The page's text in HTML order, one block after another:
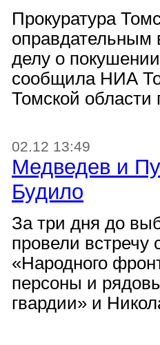
Прокуратура
оправдательным
делу о
сообщила НИА
Томской
02.12 13:49
Медведев и
Будило
За три дня до
провели встречу
«Народного
персоны и
гвардии» и